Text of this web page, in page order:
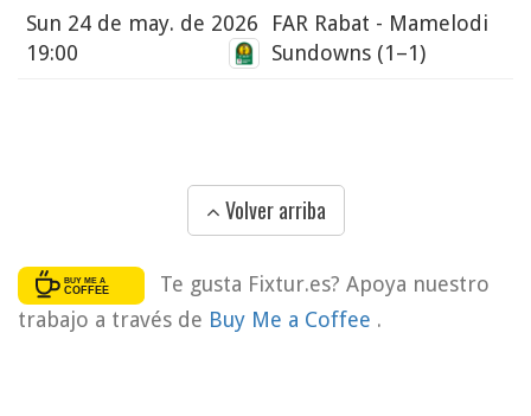
Sun 24 de may. de 2026
19:00
FAR Rabat - Mamelodi
Sundowns (1–1)
Volver arriba
Te gusta Fixtur.es? Apoya nuestro
trabajo a través de Buy Me a Coffee .